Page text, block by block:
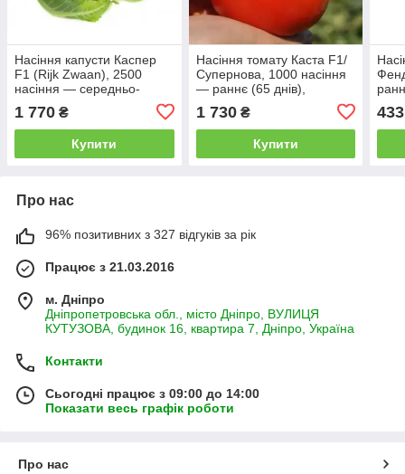
Насіння капусти Каспер
F1 (Rijk Zwaan), 2500
насіння — середньо-
кольорове
1 770 ₴
Купити
Насіння томату Каста F1/
Супернова, 1000 насіння
— раннє (65 днів),
червоне, детермінантне,
кругле, Clause
1 730₴
Купити
433
Про нас
96% позитивних з 327 відгуків за рік
Працює з 21.03.2016
м. Дніпро
Дніпропетровська обл., місто Дніпро, ВУЛИЦЯ
КУТУЗОВА, будинок 16, квартира 7, Дніпро, Україна
Контакти
Сьогодні працює з 09:00 до 14:00
Показати весь графік роботи
Про нас